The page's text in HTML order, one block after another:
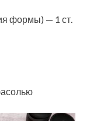
формы) — 1 ст.